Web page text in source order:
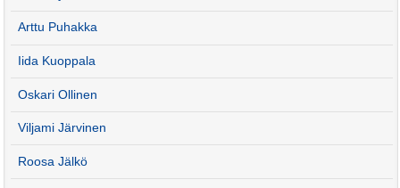
Arttu Puhakka
Iida Kuoppala
Oskari Ollinen
Viljami Järvinen
Roosa Jälkö